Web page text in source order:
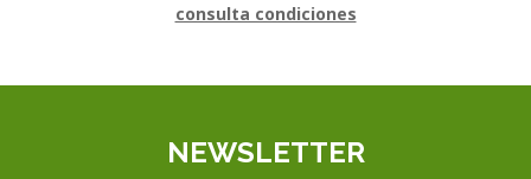
consulta condiciones
NEWSLETTER